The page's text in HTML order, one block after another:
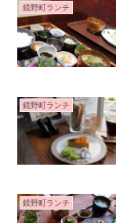
鏡野町ランチ
鏡野町ランチ
鏡野町ランチ